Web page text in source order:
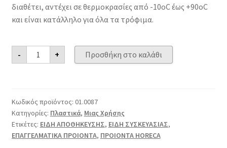
διαθέτει, αντέχει σε θερμοκρασίες από -10οC έως +90οC
και είναι κατάλληλο για όλα τα τρόφιμα.
-
Μπώλ
4πλευρο
Αστεροειδή
+ Προσθήκη στο καλάθι
Κωδικός προϊόντος: 01.0087
Κατηγορίες: Πλαστικά, Μιας Χρήσης
Ετικέτες: ΕΙΔΗ ΑΠΟΘΗΚΕΥΣΗΣ, ΕΙΔΗ ΣΥΣΚΕΥΑΣΙΑΣ,
ΕΠΑΓΓΕΛΜΑΤΙΚΑ ΠΡΟΙΟΝΤΑ, ΠΡΟΙΟΝΤΑ HORECA